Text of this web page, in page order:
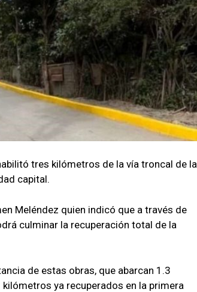
tres kilómetros de la vía troncal de la
capital.
Meléndez quien indicó que a través de
culminar la recuperación total de la
de estas obras, que abarcan 1.3
ya recuperados en la primera